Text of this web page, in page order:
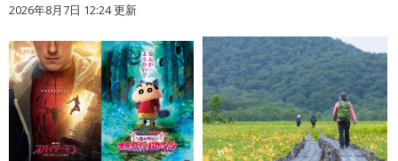
2026年8月7日 12:24更新